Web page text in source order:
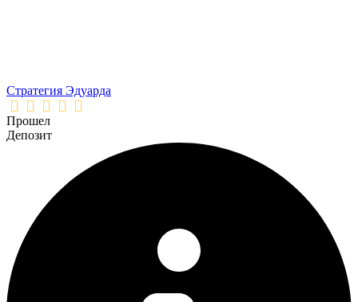
Стратегия Эдуарда
Прошел
Депозит